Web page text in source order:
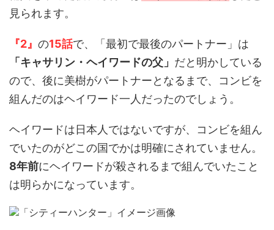
見られます。
『2』 の15話で、「最初で最後のパートナー」は
「キャサリン・ヘイワードの父」 だと明かしている
ので、後に美樹がパートナーとなるまで、コンビを
組んだのはヘイワード一人だったのでしょう。
ヘイワードは日本人ではないですが、コンビを組ん
でいたのがどこの国でかは明確にされていません。
8年前にヘイワードが殺されるまで組んでいたこと
は明らかになっています。